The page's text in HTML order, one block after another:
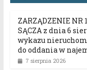
ZARZĄDZENIE NR
SĄCZA z dnia 6
wykazu
do oddania w
7 sierpnia 2026